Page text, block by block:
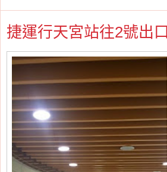
捷運行天宮站往2號出口